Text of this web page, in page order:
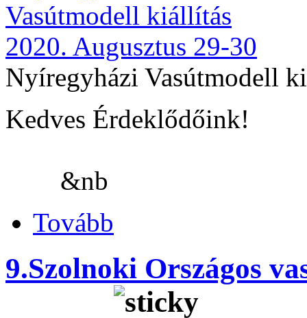
Nyíregyházi Vasútmodell
Kedves
&nb
Tovább
9.Szolnoki Országos